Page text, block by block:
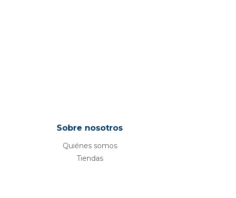
Sobre nosotros
Quiénes somos
Tiendas